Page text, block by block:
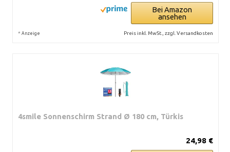
Bei Amazon
ansehen
* Anzeige Preis inkl. MwSt., zzgl. Versandkosten
4smile Sonnenschirm Strand Ø 180 cm, Türkis
24,98 €